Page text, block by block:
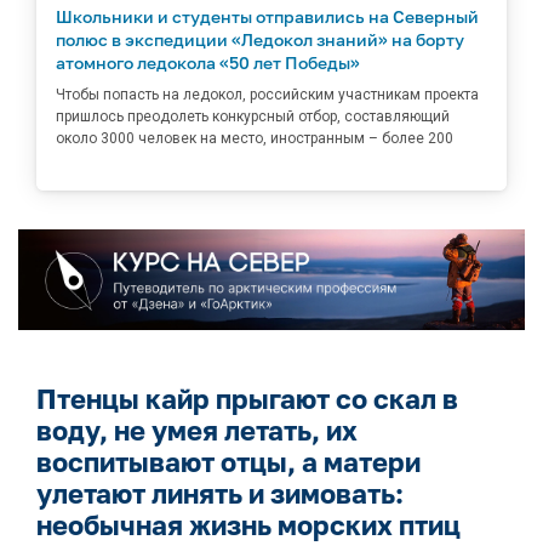
Школьники и студенты отправились на Северный
полюс в экспедиции «Ледокол знаний» на борту
атомного ледокола «50 лет Победы»
Чтобы попасть на ледокол, российским участникам проекта
пришлось преодолеть конкурсный отбор, составляющий
около 3000 человек на место, иностранным – более 200
Птенцы кайр прыгают со скал в
воду, не умея летать, их
воспитывают отцы, а матери
улетают линять и зимовать:
необычная жизнь морских птиц